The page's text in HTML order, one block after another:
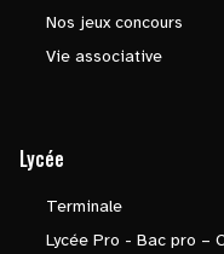
Nos jeux concours
Vie associative
Lycée
Terminale
Lycée Pro - Bac pro –